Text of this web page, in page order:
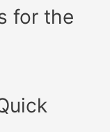
for the